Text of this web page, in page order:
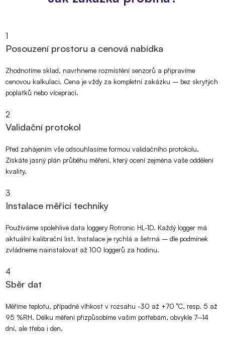
1
Posouzení prostoru a cenová nabídka
Zhodnotíme sklad, navrhneme rozmístění senzorů a připravíme
cenovou kalkulaci. Cena je vždy za kompletní zakázku – bez skrytých
poplatků nebo víceprací.
2
Validační protokol
Před zahájením vše odsouhlasíme formou validačního protokolu.
Získáte jasný plán průběhu měření, který ocení zejména vaše oddělení
kvality.
3
Instalace měřicí techniky
Používáme spolehlivé data loggery Rotronic HL-1D. Každý logger má
aktuální kalibrační list. Instalace je rychlá a šetrná – dle podmínek
zvládneme nainstalovat až 100 loggerů za hodinu.
4
Sběr dat
Měříme teplotu, případně vlhkost v rozsahu -30 až +70 °C, resp. 5 až
95 %RH. Délku měření přizpůsobíme vašim potřebám, obvykle 7–14
dní, ale třeba i den.